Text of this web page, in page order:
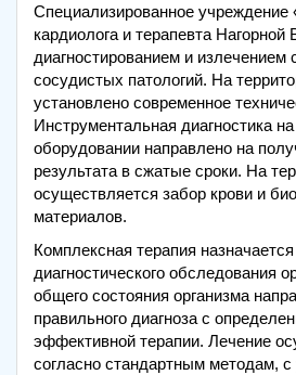
Специализированное учреждение
кардиолога и терапевта Нагорной
диагностированием и излечением
сосудистых патологий. На
установлено современное
Инструментальная диагностика
оборудовании направлено на
результата в сжатые сроки. На
осуществляется забор крови и
материалов.
Комплексная терапия
диагностического обследования
общего состояния организма
правильного диагноза с
эффективной терапии. Лечение
согласно стандартным методам,